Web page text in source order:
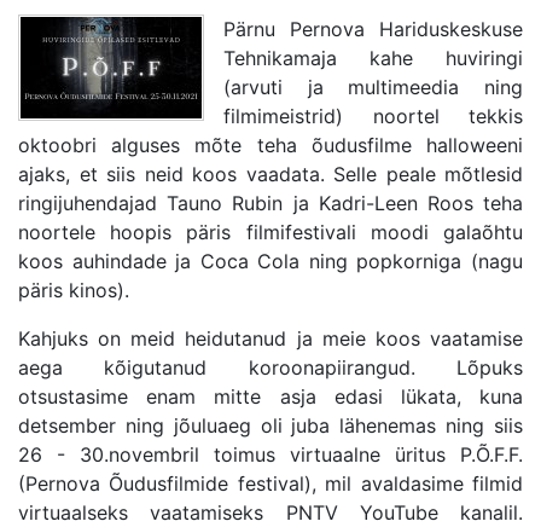
Pärnu Pernova Hariduskeskuse
Tehnikamaja kahe huviringi
(arvuti ja multimeedia ning
filmimeistrid) noortel tekkis
oktoobri alguses mõte teha õudusfilme halloweeni
ajaks, et siis neid koos vaadata. Selle peale mõtlesid
ringijuhendajad Tauno Rubin ja Kadri-Leen Roos teha
noortele hoopis päris filmifestivali moodi galaõhtu
koos auhindade ja Coca Cola ning popkorniga (nagu
päris kinos).
Kahjuks on meid heidutanud ja meie koos vaatamise
aega kõigutanud koroonapiirangud. Lõpuks
otsustasime enam mitte asja edasi lükata, kuna
detsember ning jõuluaeg oli juba lähenemas ning siis
26 - 30.novembril toimus virtuaalne üritus P.Õ.F.F.
(Pernova Õudusfilmide festival), mil avaldasime filmid
virtuaalseks vaatamiseks PNTV YouTube kanalil.